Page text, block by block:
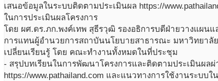
เสนอข้อมูลในระบบติดตามประเมินผล https://
ในการประเมินผลโครงการ
โดย ผศ.ดร.ภก.พงค์เทพ สุธีรวุฒิ รองอธิการบดีฝ่ายวางแผน
การแทนผู้อำนวยการสถาบันนโยบายสาธารณะ มหาวิทยาลั
เปลี่ยนเรียนรู้ โดย คณะทำงานทั้งหมดในที่ประชุม
- สรุปบทเรียนในการพัฒนาโครงการและติดตามประเมินผล
https://www.pathailand.com และแนวทางการใช้งานระบบ